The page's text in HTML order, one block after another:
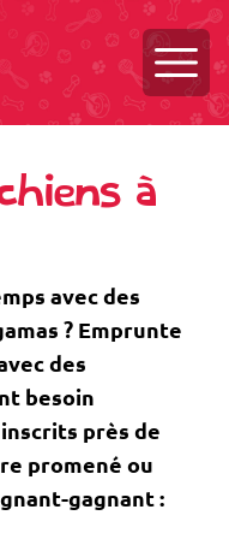
à
avec des
? Emprunte
des
besoin
près de
promené ou
gagnant :